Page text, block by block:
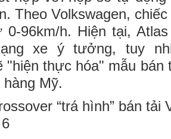
Theo Volkswagen,
96km/h. Hiện tại,
xe ý tưởng, tuy
"hiện thực hóa" mẫu bán
Mỹ.